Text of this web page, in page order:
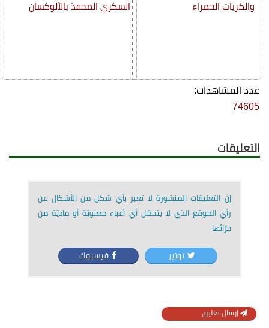
والكريات الحمراء
السكري المحفذ بالألوكسان
عدد المشاهدات:
74605
التعليقات
إنّ التعليقات المنشورة لا تعبر بأي شكل من الأشكال عن
رأي الموقع الذي لا يتحمّل أي أعباء معنويّة أو ماديّة من
جرّائها
توتير فيسبوك
إرسال تعليق